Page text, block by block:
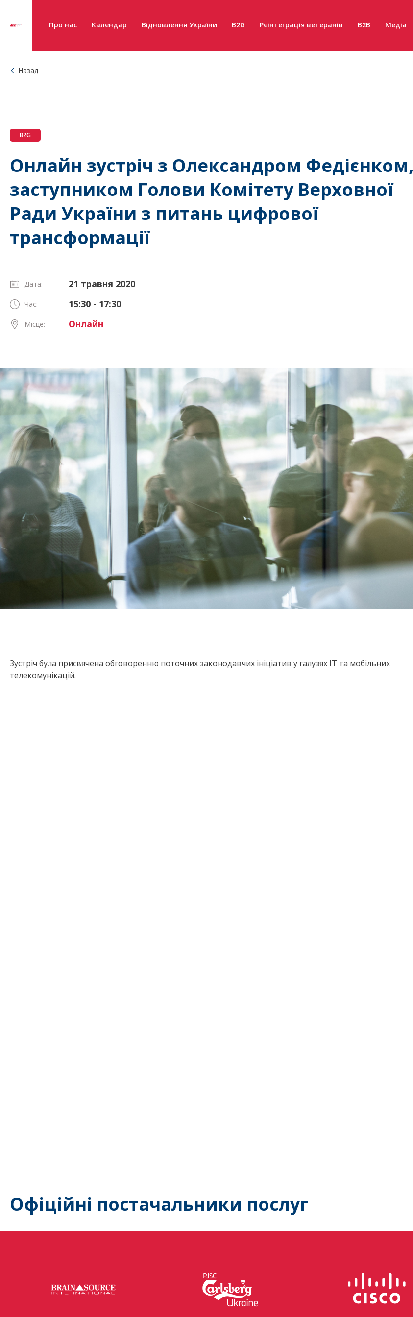
Про нас Календар Відновлення України B2G Реінтеграція ветеранів B2B Медіа
Назад
B2G
Онлайн зустріч з Олександром Федієнком,
заступником Голови Комітету Верховної
Ради України з питань цифрової
трансформації
Дата: 21 травня 2020
Час: 15:30 - 17:30
Місце: Онлайн
Зустріч була присвячена обговоренню поточних законодавчих ініціатив у галузях ІТ та мобільних
телекомунікацій.
Офіційні постачальники послуг